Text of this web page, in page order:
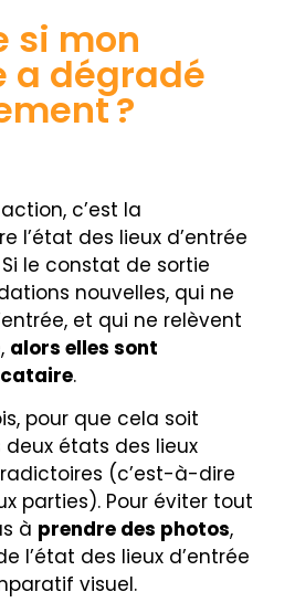
si mon
a dégradé
?
c’est la
l’état des lieux d’entrée
le constat de sortie
nouvelles, qui ne
et qui ne relèvent
alors elles sont
.
pour que cela soit
états des lieux
(c’est-à-dire
parties). Pour éviter tout
à prendre des photos,
l’état des lieux d’entrée
visuel.